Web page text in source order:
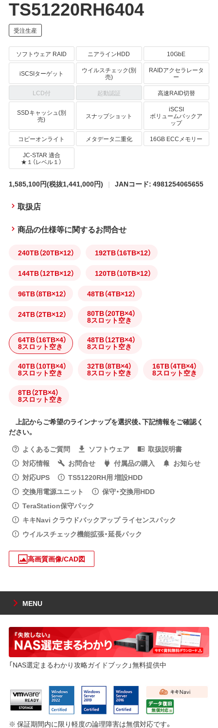
TS51220RH6404
ソフトウェア RAID ニアラインHDD 10GbE
iSCSIターゲット ウイルスチェック(別
売)
RAIDアクセラレータ
ー
LCD付
起動認証 高速RAID切替
SSDキャッシュ(別
売) スナップショット
iSCSI
ボリュームバックア
ップ
コピーオンライト
メタデータ二重化
16GB ECCメモリー
JC-STAR 適合
★１（レベル１）
1,585,100円(税抜1,441,000円) JANコード: 4981254065655
取扱店
商品の仕様等に関するお問合せ
240TB（20TB×12） 192TB（16TB×12）
144TB（12TB×12） 120TB（10TB×12）
96TB（8TB×12） 48TB（4TB×12）
24TB（2TB×12） 80TB（20TB×4）
8スロット空き
64TB（16TB×4）
8スロット空き
48TB（12TB×4）
8スロット空き
40TB（10TB×4）
8スロット空き
32TB（8TB×4）
8スロット空き
16TB（4TB×4）
8スロット空き
8TB（2TB×4）
8スロット空き
上記からご希望のラインナップを選択後、下記情報をご確認く
ださい。
よくあるご質問
ソフトウェア
取扱説明書
対応情報
お問合せ 付属品の購入
お知らせ
対応UPS
TS51220RH用 増設HDD
交換用電源ユニット
保守・交換用HDD
TeraStation保守パック
キキNavi クラウドバックアップ ライセンスパック
ウイルスチェック機能拡張・延長パック
高画質画像/CAD図
MENU
「NAS選定まるわかり攻略ガイドブック」無料提供中
※ 保証期間内に限り軽度の論理障害は無償対応です。